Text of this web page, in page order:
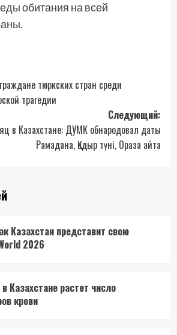
обитания на всей
тюркских стран среди
трагедии
Следующий:
в Казахстане: ДУМК обнародовал даты
Рамадана, Қадыр түні, Ораза айта
Казахстан представит свою
2026
Казахстане растет число
крови